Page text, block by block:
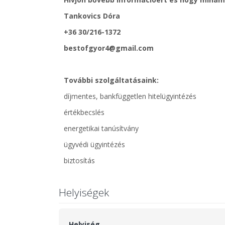
Tankovics Dóra
+36 30/216-1372
bestofgyor4@gmail.com
További szolgáltatásaink:
díjmentes, bankfüggetlen hitelügyintézés
értékbecslés
energetikai tanúsítvány
ügyvédi ügyintézés
biztosítás
Helyiségek